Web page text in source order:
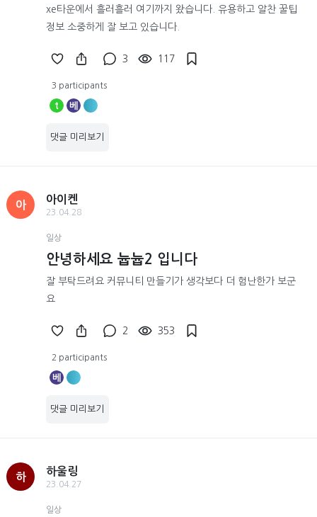
xe타운에서 흘러흘러 여기까지 왔습니다. 유용하고 알찬 꿀팁
정보 소중하게 잘 보고 있습니다.
3 117
3 participants
t 베
댓글 미리보기
아
아이켄
23.04.28
일상
안녕하세요 늅늅2 입니다
잘 부탁드려요 커뮤니티 만들기가 생각보다 더 험난한가 보군
요
2 353
2 participants
베
댓글 미리보기
하
하울링
23.04.27
일상